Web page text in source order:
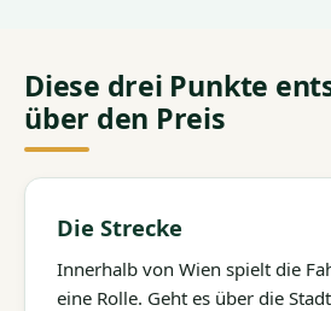
Diese drei Punkte
über den Preis
Die Strecke
Innerhalb von Wien spielt die
eine Rolle. Geht es über die